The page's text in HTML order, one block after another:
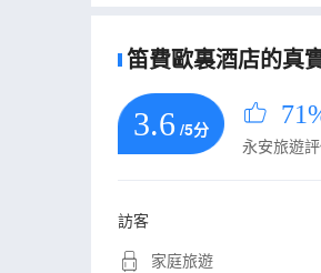
笛費歐裏酒店的真
3.6 /5分
永安旅遊
訪客
家庭旅遊